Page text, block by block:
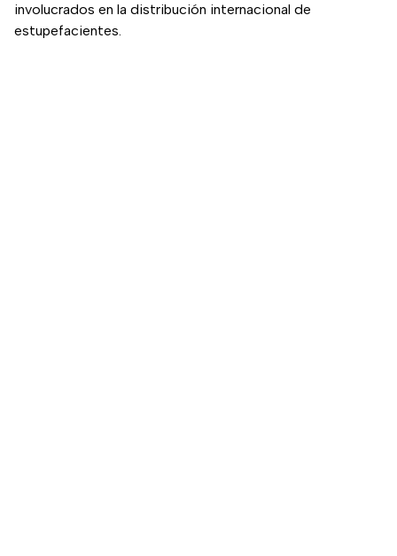
involucrados en la distribución internacional de
estupefacientes.